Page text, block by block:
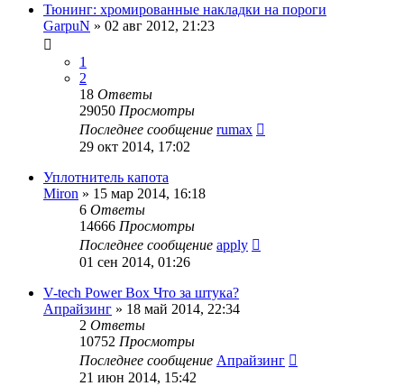
Тюнинг: хромированные накладки на пороги
GarpuN » 02 авг 2012, 21:23
1
2
18 Ответы
29050 Просмотры
Последнее сообщение rumax
29 окт 2014, 17:02
Уплотнитель капота
Miron » 15 мар 2014, 16:18
6 Ответы
14666 Просмотры
Последнее сообщение apply
01 сен 2014, 01:26
V-tech Power Box Что за штука?
Апрайзинг » 18 май 2014, 22:34
2 Ответы
10752 Просмотры
Последнее сообщение Апрайзинг
21 июн 2014, 15:42